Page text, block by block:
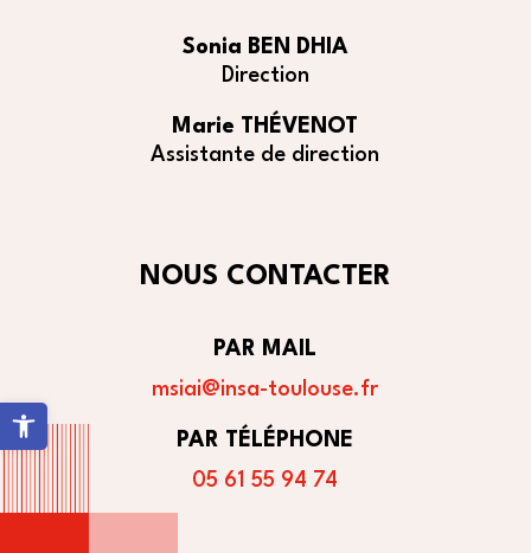
Ouvrir la barre d’outils
Sonia BEN DHIA
Direction
Marie THÉVENOT
Assistante de direction
NOUS CONTACTER
PAR MAIL
msiai@insa-toulouse.fr
PAR TÉLÉPHONE
05 61 55 94 74